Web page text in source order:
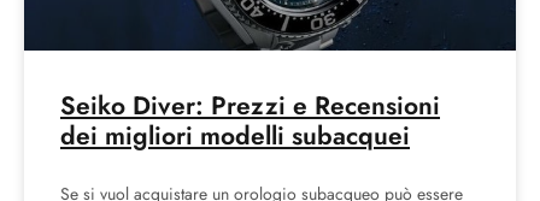
Seiko Diver: Prezzi e Recensioni
dei migliori modelli subacquei
Se si vuol acquistare un orologio subacqueo può essere